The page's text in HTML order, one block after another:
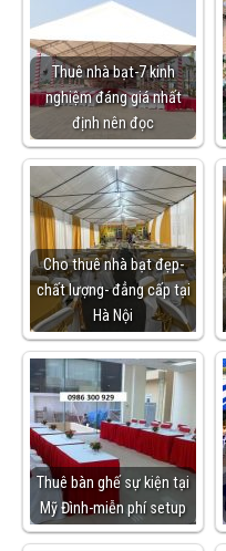
Thuê nhà bạt-7 kinh
nghiệm đáng giá nhất
định nên đọc
Cho thuê nhà bạt đẹp-
chất lượng- đẳng cấp tại
Hà Nội
Thuê bàn ghế sự kiện tại
Mỹ Đình-miễn phí setup